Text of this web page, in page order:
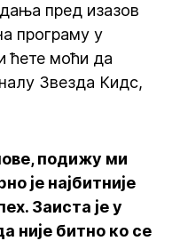
пред изазов
програму у
ћете моћи да
Звезда Кидс,
подижу ми
је најбитније
Заиста је у
није битно ко се